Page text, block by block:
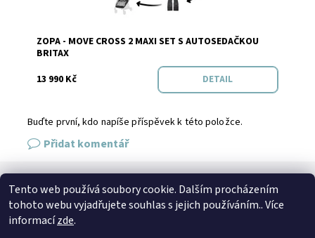
Značka: Zopa
ZOPA - MOVE CROSS 2 MAXI SET S AUTOSEDAČKOU
BRITAX
13 990 Kč
DETAIL
Buďte první, kdo napíše příspěvek k této položce.
Přidat komentář
SPOJTE SE S NÁMI
Kontakt
Tento web používá soubory cookie. Dalším procházením
tohoto webu vyjadřujete souhlas s jejich používáním.. Více
informacízde.